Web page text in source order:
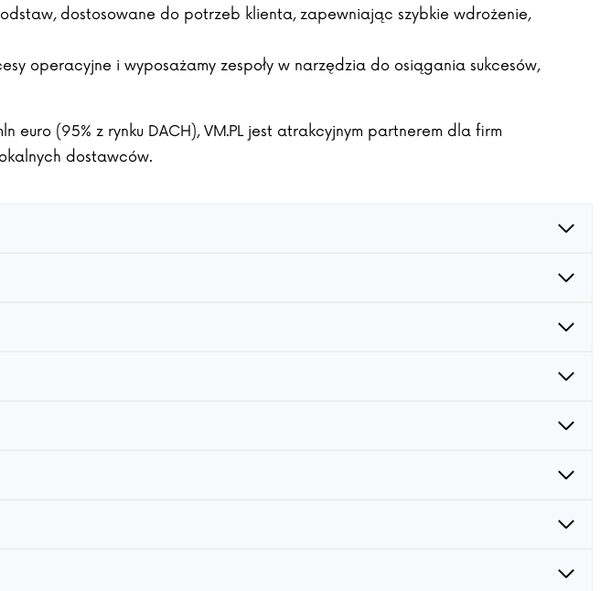
dostosowane do potrzeb klienta, zapewniając szybkie wdrożenie,
operacyjne i wyposażamy zespoły w narzędzia do osiągania sukcesów,
(95% z rynku DACH), VM.PL jest atrakcyjnym partnerem dla firm
dostawców.